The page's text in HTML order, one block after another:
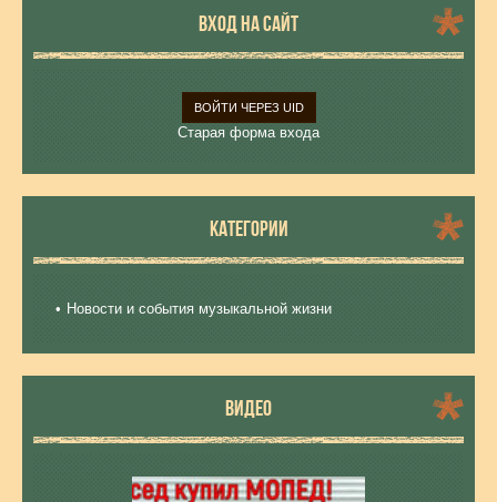
ВХОД НА САЙТ
ВОЙТИ ЧЕРЕЗ UID
Старая форма входа
КАТЕГОРИИ
Новости и события музыкальной жизни
ВИДЕО